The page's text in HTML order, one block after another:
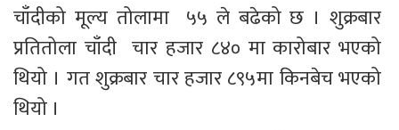
चाँदीको मूल्य तोलामा  ५५ ले बढेको छ । शुक्रबार
प्रतितोला चाँदी  चार हजार ८४० मा कारोबार भएको
थियो । गत शुक्रबार चार हजार ८९५मा किनबेच भएको
थियो ।